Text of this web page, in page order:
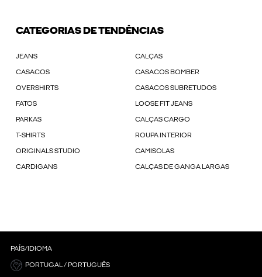
CATEGORIAS DE TENDÊNCIAS
JEANS CALÇAS
CASACOS CASACOS BOMBER
OVERSHIRTS CASACOS SUBRETUDOS
FATOS LOOSE FIT JEANS
PARKAS CALÇAS CARGO
T-SHIRTS ROUPA INTERIOR
ORIGINALS STUDIO CAMISOLAS
CARDIGANS CALÇAS DE GANGA LARGAS
PAÍS/IDIOMA
PORTUGAL / PORTUGUÊS